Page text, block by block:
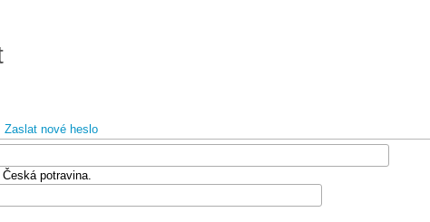
Zaslat nové heslo
potravina.